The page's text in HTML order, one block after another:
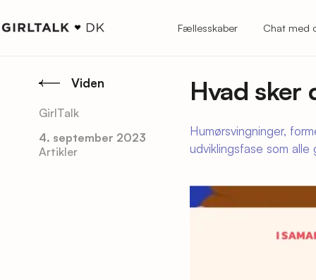
Fællesskaber Chat med
Viden
GirlTalk
4. september 2023
Artikler
Hvad sker
Humørsvingninger,
udviklingsfase som